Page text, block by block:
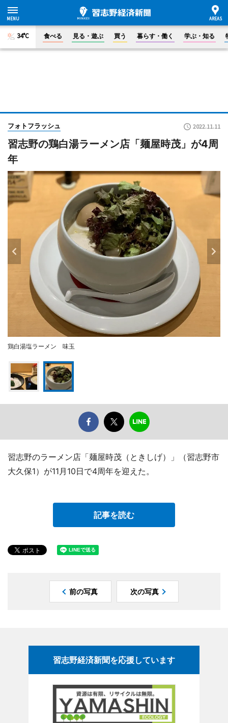
34°C 食べる 見る・遊ぶ 買う 暮らす・働く 学ぶ・知る
フォトフラッシュ 2022.11.11
習志野の鶏白湯ラーメン店「麺屋時茂」が4周
年
鶏白湯塩ラーメン 味玉
習志野のラーメン店「麺屋時茂（ときしげ）」（習志野市
大久保1）が11月10日で4周年を迎えた。
記事を読む
前の写真 次の写真
習志野経済新聞を応援しています